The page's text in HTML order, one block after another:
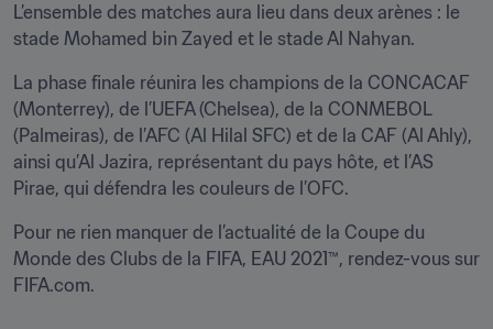
L’ensemble des matches aura lieu dans deux arènes : le
stade Mohamed bin Zayed et le stade Al Nahyan.
La phase finale réunira les champions de la CONCACAF
(Monterrey), de l’UEFA (Chelsea), de la CONMEBOL
(Palmeiras), de l’AFC (Al Hilal SFC) et de la CAF (Al Ahly),
ainsi qu’Al Jazira, représentant du pays hôte, et l’AS
Pirae, qui défendra les couleurs de l’OFC.
Pour ne rien manquer de l’actualité de la Coupe du
Monde des Clubs de la FIFA, EAU 2021™, rendez-vous sur
FIFA.com.